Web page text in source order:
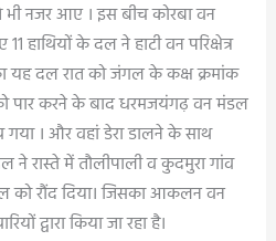
नजर आए । इस बीच कोरबा वन
हाथियों के दल ने हाटी वन परिक्षेत्र
यह दल रात को जंगल के कक्ष क्रमांक
पार करने के बाद धरमजयंगढ़ वन मंडल
गया । और वहां डेरा डालने के साथ
ने रास्ते में तौलीपाली व कुदमुरा गांव
को रौंद दिया। जिसका आकलन वन
द्वारा किया जा रहा है।